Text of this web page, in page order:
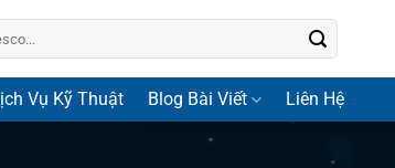
Vụ Kỹ Thuật Blog Bài Viết Liên Hệ